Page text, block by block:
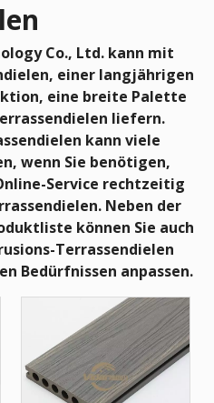
Co., Ltd. kann mit
, einer langjährigen
eine breite Palette
liefern.
kann viele
wenn Sie benötigen,
Service rechtzeitig
. Neben der
können Sie auch
Terrassendielen
Bedürfnissen anpassen.